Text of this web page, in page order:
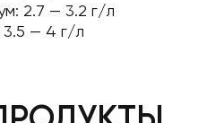
2.7 — 3.2 г/л
3.5 — 4 г/л